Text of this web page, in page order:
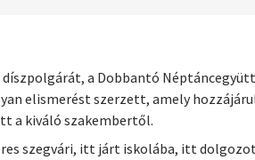
a Dobbantó
elismerést szerzett, amely
a kiváló szakembertől.
szegvári, itt járt iskolába, itt